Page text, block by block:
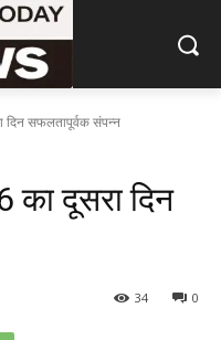
सफलतापूर्वक संपन्न
दूसरा दिन
0
34